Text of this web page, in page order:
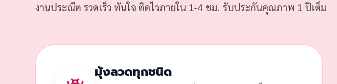
งานประณีต รวดเร็ว ทันใจ ติดไวภายใน 1-4 ชม. รับประกันคุณภาพ 1 ปีเต็ม
มุ้งลวดทุกชนิด